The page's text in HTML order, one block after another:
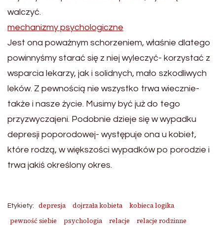
walczyć.
mechanizmy psychologiczne
Jest ona poważnym schorzeniem, właśnie dlatego
powinnyśmy starać się z niej wyleczyć- korzystać z
wsparcia lekarzy, jak i solidnych, mało szkodliwych
leków. Z pewnością nie wszystko trwa wiecznie-
także i nasze życie. Musimy być już do tego
przyzwyczajeni. Podobnie dzieje się w wypadku
depresji poporodowej- występuje ona u kobiet,
które rodzą, w większości wypadków po porodzie i
trwa jakiś określony okres.
Etykiety: depresja dojrzała kobieta
kobieca logika
pewność siebie
psychologia relacje
relacje rodzinne